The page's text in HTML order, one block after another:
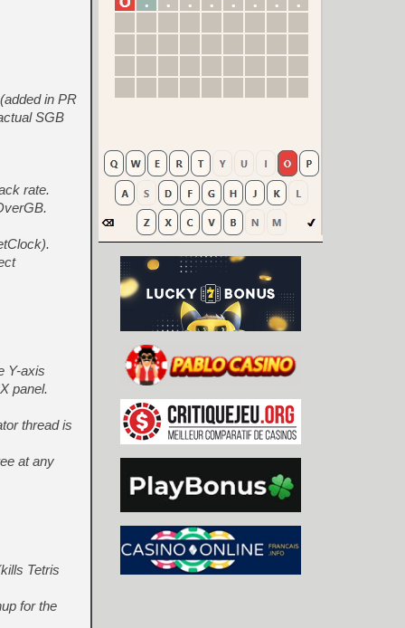
in PR
SGB
rate.
Y-axis
panel.
thread is
at any
Tetris
for the